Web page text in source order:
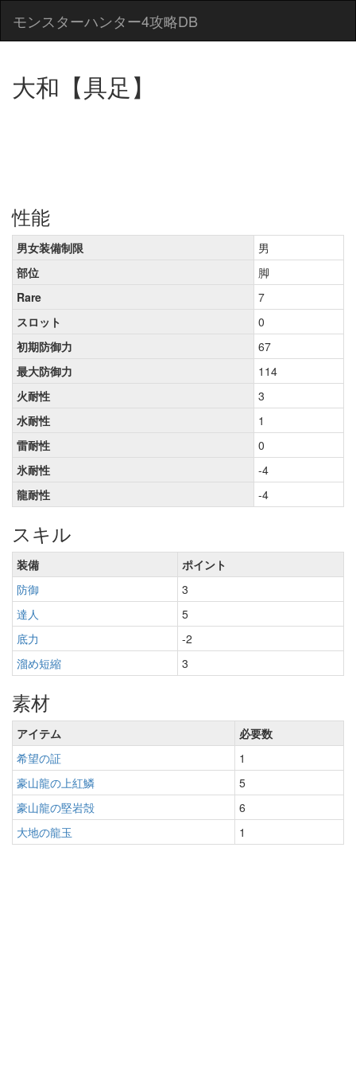
モンスターハンター4攻略DB
大和【具足】
性能
男女装備制限
男
部位
脚
Rare
7
スロット
0
初期防御力
67
最大防御力
114
火耐性
3
水耐性
1
雷耐性
0
氷耐性
-4
龍耐性
-4
スキル
装備
ポイント
防御
3
達人
5
底力
-2
溜め短縮
3
素材
アイテム
必要数
希望の証
1
豪山龍の上紅鱗
5
豪山龍の堅岩殻
6
大地の龍玉
1